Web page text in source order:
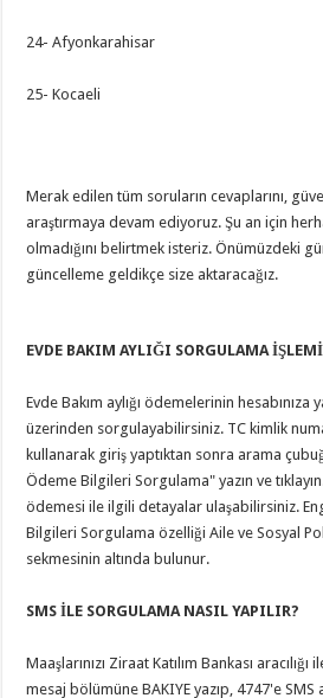
24- Afyonkarahisar
25- Kocaeli
Merak edilen tüm soruların cevaplarını,
araştırmaya devam ediyoruz. Şu an için
olmadığını belirtmek isteriz. Önümüzdeki
güncelleme geldikçe size aktaracağız.
EVDE BAKIM AYLIĞI SORGULAMA
Evde Bakım aylığı ödemelerinin hesabınıza
üzerinden sorgulayabilirsiniz. TC kimlik
kullanarak giriş yaptıktan sonra arama
Ödeme Bilgileri Sorgulama" yazın ve
ödemesi ile ilgili detayalar ulaşabilirsiniz.
Bilgileri Sorgulama özelliği Aile ve Sosyal
sekmesinin altında bulunur.
SMS İLE SORGULAMA NASIL YAPILIR?
Maaşlarınızı Ziraat Katılım Bankası
mesaj bölümüne BAKIYE yazıp, 4747'e